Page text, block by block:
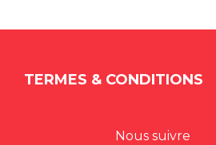
TERMES & CONDITIONS
Nous suivre